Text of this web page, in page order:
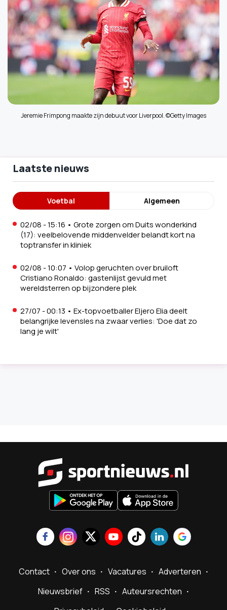
Jeremie Frimpong maakte zijn debuut voor Liverpool. ©Getty Images
Laatste nieuws
Voetbal Algemeen
02/08 - 15:16 • Grote zorgen om Duits wonderkind
(17): veelbelovende middenvelder belandt kort na
toptransfer in kliniek
02/08 - 10:07 • Volop geruchten over bruiloft
Cristiano Ronaldo: gastenlijst gevuld met
wereldsterren op bijzondere plek
27/07 - 00:13 • Ex-topvoetballer Eljero Elia deelt
belangrijke levensles na zwaar verlies: 'Doe dat zo
lang je wilt'
Contact Over ons Vacatures
Adverteren
Nieuwsbrief
RSS
Auteursrechten